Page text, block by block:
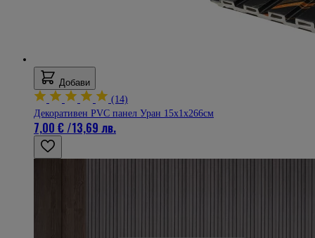
Добави
(14)
Декоративен PVC панел Уран 15х1х266см
7,00 €/13,69 лв.